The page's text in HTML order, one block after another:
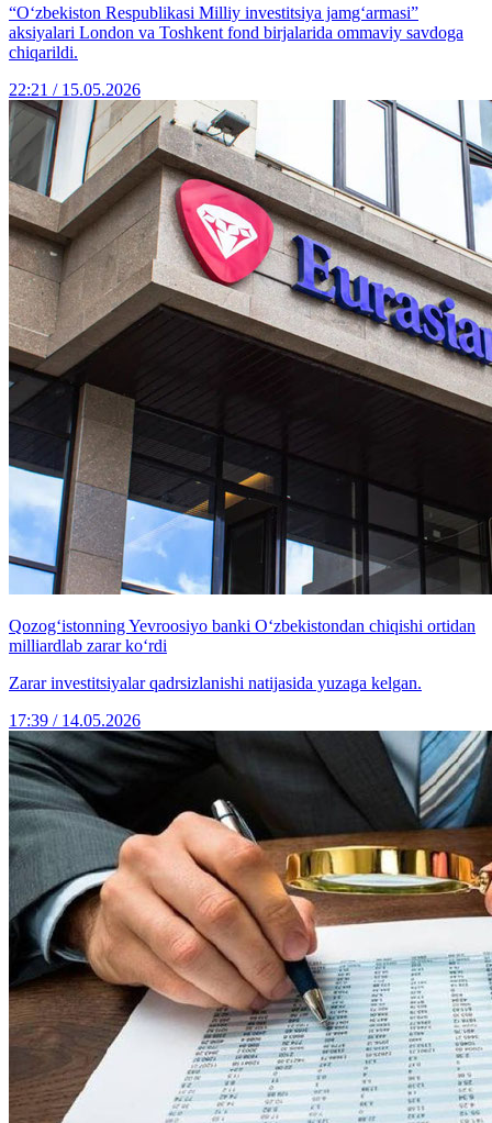
“O‘zbekiston Respublikasi Milliy investitsiya jamg‘armasi”
aksiyalari London va Toshkent fond birjalarida ommaviy savdoga
chiqarildi.
22:21 / 15.05.2026
Qozog‘istonning Yevroosiyo banki O‘zbekistondan chiqishi ortidan
milliardlab zarar ko‘rdi
Zarar investitsiyalar qadrsizlanishi natijasida yuzaga kelgan.
17:39 / 14.05.2026